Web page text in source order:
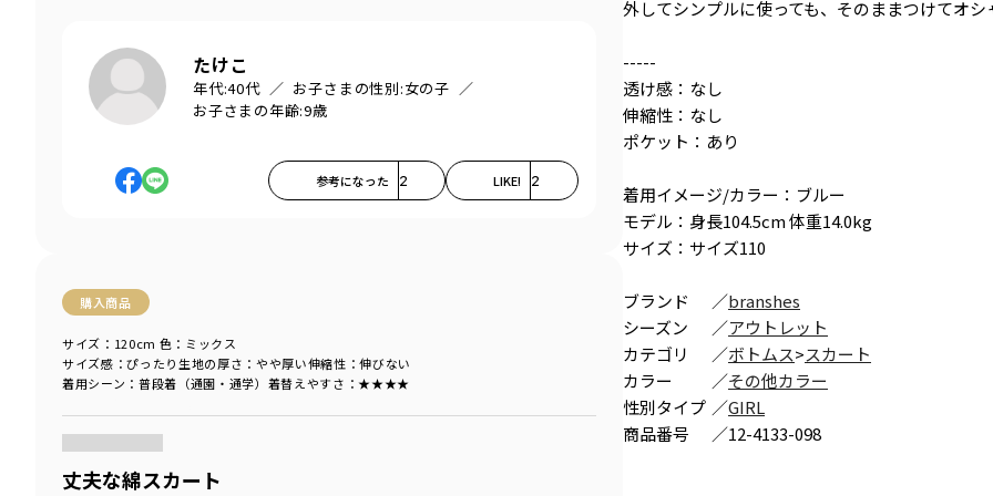
たけこ
年代:40代 お子さまの性別:女の子
お子さまの年齢:9歳
参考になった 2 LIKE! 2
購入商品
サイズ感 ：ぴったり 生地の厚さ ：やや厚い伸縮性 ：伸びない
着用シーン ：普段着（通園・通学） 着替えやすさ ：★★★★
サイズ：120cm 色：ミックス
丈夫な綿スカート
外してシンプルに使っても、そのままつけてオシ
-----
透け感：なし
伸縮性：なし
ポケット：あり
着用イメージ/カラー：ブルー
モデル：身長104.5cm 体重14.0kg
サイズ：サイズ110
ブランド ／branshes
シーズン
／アウトレット
カテゴリ
／ボトムス>スカート
カラー
／その他カラー
性別タイプ ／GIRL
商品番号
／12-4133-098